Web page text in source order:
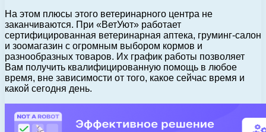
На этом плюсы этого ветеринарного центра не
заканчиваются. При «ВетУют» работает
сертифицированная ветеринарная аптека, груминг-салон
и зоомагазин с огромным выбором кормов и
разнообразных товаров. Их график работы позволяет
Вам получить квалифицированную помощь в любое
время, вне зависимости от того, какое сейчас время и
какой сегодня день.